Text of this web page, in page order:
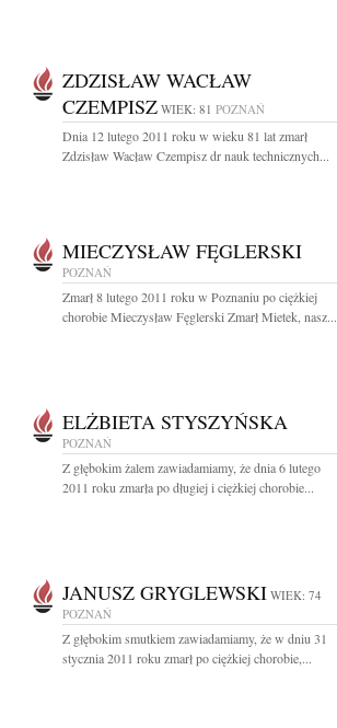
ZDZISŁAW WACŁAW
CZEMPISZ WIEK: 81 POZNAŃ
Dnia 12 lutego 2011 roku w wieku 81 lat zmarł
Zdzisław Wacław Czempisz dr nauk technicznych...
MIECZYSŁAW FĘGLERSKI
POZNAŃ
Zmarł 8 lutego 2011 roku w Poznaniu po ciężkiej
chorobie Mieczysław Fęglerski Zmarł Mietek, nasz...
ELŻBIETA STYSZYŃSKA
POZNAŃ
Z głębokim żalem zawiadamiamy, że dnia 6 lutego
2011 roku zmarła po długiej i ciężkiej chorobie...
JANUSZ GRYGLEWSKI WIEK: 74
POZNAŃ
Z głębokim smutkiem zawiadamiamy, że w dniu 31
stycznia 2011 roku zmarł po ciężkiej chorobie,...